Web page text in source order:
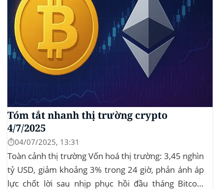
Tóm tắt nhanh thị trường crypto
4/7/2025
⏱️04/07/2025, 13:31
Toàn cảnh thị trường Vốn hoá thị trường: 3,45 nghìn
tỷ USD, giảm khoảng 3% trong 24 giờ, phản ánh áp
lực chốt lời sau nhịp phục hồi đầu tháng‍ Bitcoin